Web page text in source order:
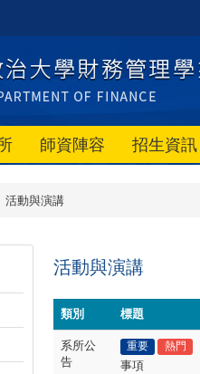
師資陣容 招生資訊
活動與演講
活動與演講
類別 標題
系所公
告
重要 熱門
事項